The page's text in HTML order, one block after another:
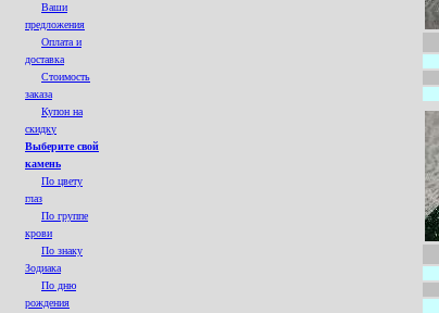
Ваши
предложения
Оплата и
доставка
Стоимость
заказа
Купон на
скидку
Выберите свой
камень
По цвету
глаз
По группе
крови
По знаку
Зодиака
По дню
рождения